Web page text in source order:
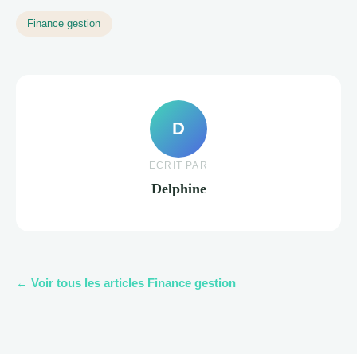
Finance gestion
D
ECRIT PAR
Delphine
← Voir tous les articles Finance gestion